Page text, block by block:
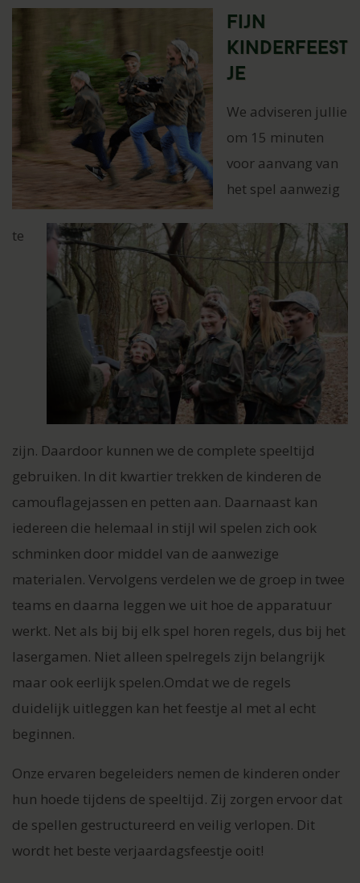
Fijn
kinderfeest
je
We adviseren jullie
om 15 minuten
voor aanvang van
het spel aanwezig
te
zijn. Daardoor kunnen we de complete speeltijd
gebruiken. In dit kwartier trekken de kinderen de
camouflagejassen en petten aan. Daarnaast kan
iedereen die helemaal in stijl wil spelen zich ook
schminken door middel van de aanwezige
materialen. Vervolgens verdelen we de groep in twee
teams en daarna leggen we uit hoe de apparatuur
werkt. Net als bij bij elk spel horen regels, dus bij het
lasergamen. Niet alleen spelregels zijn belangrijk
maar ook eerlijk spelen.Omdat we de regels
duidelijk uitleggen kan het feestje al met al echt
beginnen.
Onze ervaren begeleiders nemen de kinderen onder
hun hoede tijdens de speeltijd. Zij zorgen ervoor dat
de spellen gestructureerd en veilig verlopen. Dit
wordt het beste verjaardagsfeestje ooit!